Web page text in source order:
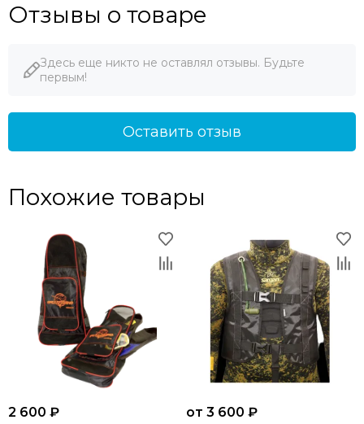
Отзывы о товаре
Здесь еще никто не оставлял отзывы. Будьте
первым!
Оставить отзыв
Похожие товары
2 600 ₽ от 3 600 ₽